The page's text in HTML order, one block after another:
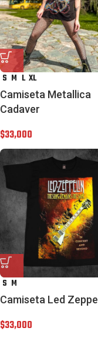
S M L XL
Camiseta Metallica
Cadaver
$33,000
S M
Camiseta Led
$33,000